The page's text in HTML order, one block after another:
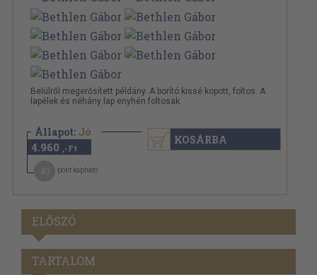
Belülről megerősített példány. A borító kissé kopott, foltos. A
lapélek és néhány lap enyhén foltosak.
Állapot: Jó
4.960 ,-Ft
pont kapható
KOSÁRBA
ELŐSZÓ
TARTALOM